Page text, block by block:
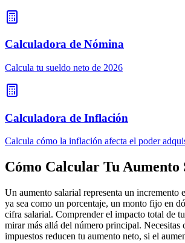
Calculadora de Nómina
Calcula tu sueldo neto de 2026
Calculadora de Inflación
Calcula cómo la inflación afecta el poder
Cómo Calcular Tu Aumento
Un aumento salarial representa un incremento
ya sea como un porcentaje, un monto fijo en
cifra salarial. Comprender el impacto total de
mirar más allá del número principal. Necesitas
impuestos reducen tu aumento neto, si el